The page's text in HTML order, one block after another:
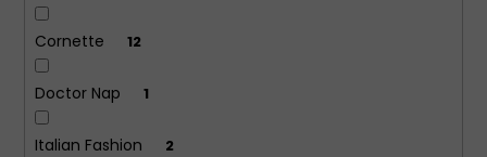
Cornette 12
Doctor Nap 1
Italian Fashion 2